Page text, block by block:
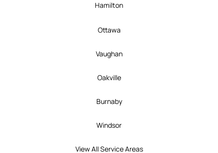
Hamilton
Ottawa
Vaughan
Oakville
Burnaby
Windsor
View All Service Areas